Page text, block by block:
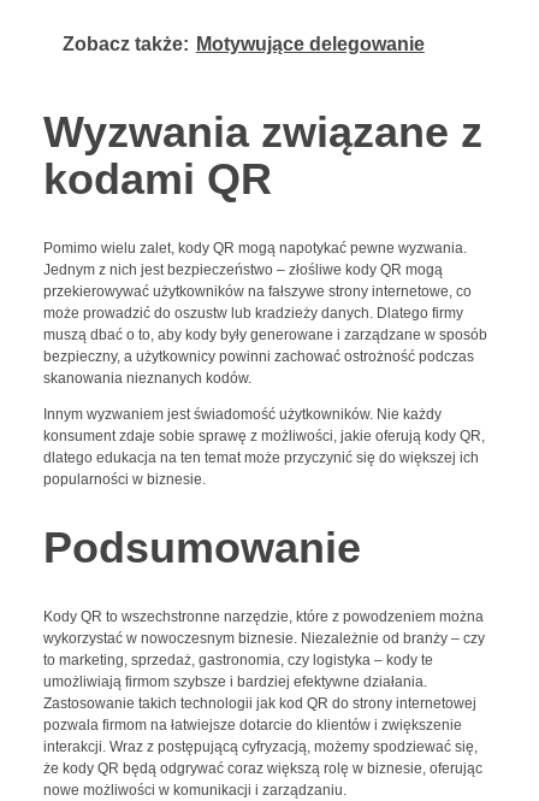
Zobacz także: Motywujące delegowanie
Wyzwania związane z
kodami QR
Pomimo wielu zalet, kody QR mogą napotykać pewne wyzwania.
Jednym z nich jest bezpieczeństwo – złośliwe kody QR mogą
przekierowywać użytkowników na fałszywe strony internetowe, co
może prowadzić do oszustw lub kradzieży danych. Dlatego firmy
muszą dbać o to, aby kody były generowane i zarządzane w sposób
bezpieczny, a użytkownicy powinni zachować ostrożność podczas
skanowania nieznanych kodów.
Innym wyzwaniem jest świadomość użytkowników. Nie każdy
konsument zdaje sobie sprawę z możliwości, jakie oferują kody QR,
dlatego edukacja na ten temat może przyczynić się do większej ich
popularności w biznesie.
Podsumowanie
Kody QR to wszechstronne narzędzie, które z powodzeniem można
wykorzystać w nowoczesnym biznesie. Niezależnie od branży – czy
to marketing, sprzedaż, gastronomia, czy logistyka – kody te
umożliwiają firmom szybsze i bardziej efektywne działania.
Zastosowanie takich technologii jak kod QR do strony internetowej
pozwala firmom na łatwiejsze dotarcie do klientów i zwiększenie
interakcji. Wraz z postępującą cyfryzacją, możemy spodziewać się,
że kody QR będą odgrywać coraz większą rolę w biznesie, oferując
nowe możliwości w komunikacji i zarządzaniu.